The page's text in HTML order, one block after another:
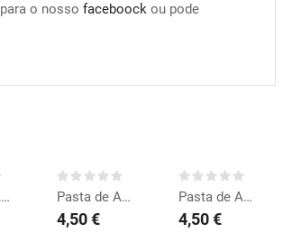
o nosso faceboock ou pode
Pasta de Açúcar... Pasta de Açúcar Rosa...
4,50 €
Pasta de Açúcar Preta...
4,50 €